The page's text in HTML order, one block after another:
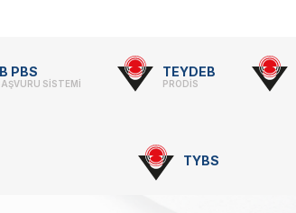
PBS
SİSTEMİ
TEYDEB
PRODİS
TYBS